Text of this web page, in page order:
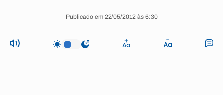
Publicado em 22/05/2012 às 6:30